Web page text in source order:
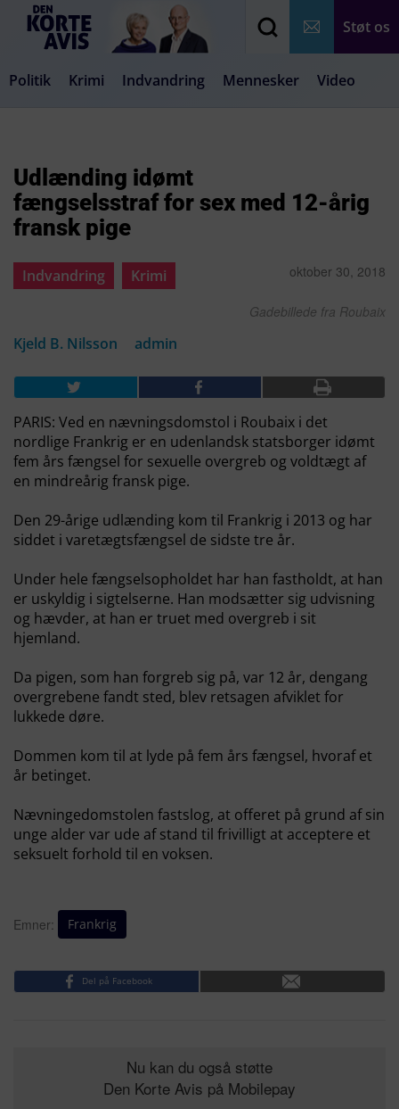
Støt os
Politik Krimi Indvandring Mennesker Video
Udlænding idømt
fængselsstraf for sex med 12-årig
fransk pige
Indvandring Krimi oktober 30, 2018
Gadebillede fra Roubaix
Kjeld B. Nilsson admin
PARIS: Ved en nævningsdomstol i Roubaix i det
nordlige Frankrig er en udenlandsk statsborger idømt
fem års fængsel for sexuelle overgreb og voldtægt af
en mindreårig fransk pige.
Den 29-årige udlænding kom til Frankrig i 2013 og har
siddet i varetægtsfængsel de sidste tre år.
Under hele fængselsopholdet har han fastholdt, at han
er uskyldig i sigtelserne. Han modsætter sig udvisning
og hævder, at han er truet med overgreb i sit
hjemland.
Da pigen, som han forgreb sig på, var 12 år, dengang
overgrebene fandt sted, blev retsagen afviklet for
lukkede døre.
Dommen kom til at lyde på fem års fængsel, hvoraf et
år betinget.
Nævningedomstolen fastslog, at offeret på grund af sin
unge alder var ude af stand til frivilligt at acceptere et
seksuelt forhold til en voksen.
Emner: Frankrig
Del på Facebook
Nu kan du også støtte
Den Korte Avis på Mobilepay